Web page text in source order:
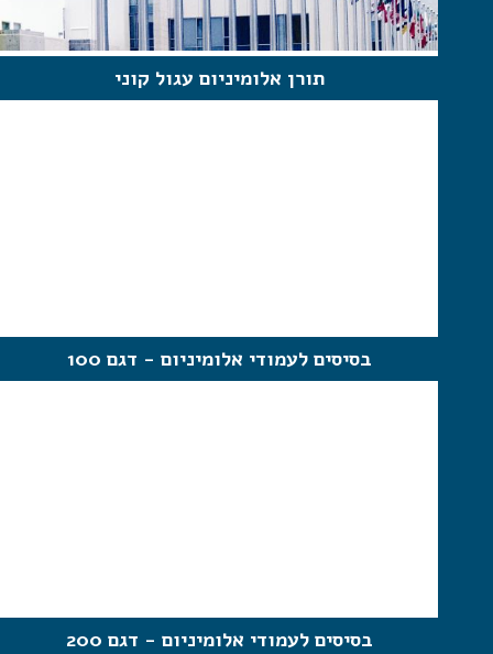
תורן אלומיניום עגול קוני
בסיסים לעמודי אלומיניום - דגם 100
בסיסים לעמודי אלומיניום - דגם 200